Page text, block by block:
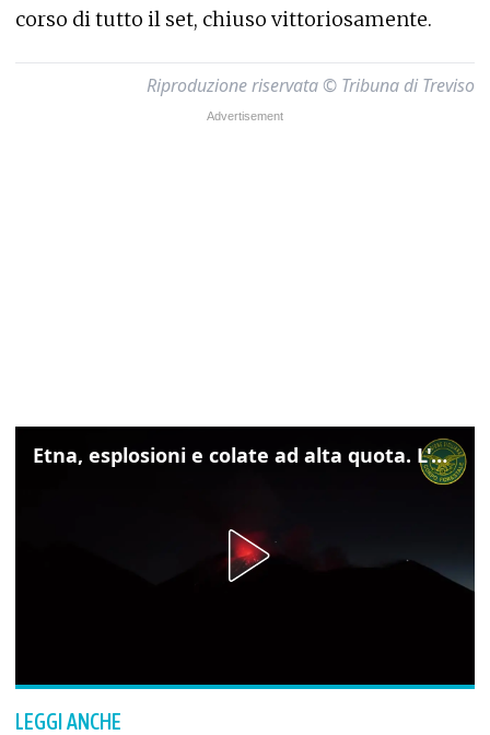
corso di tutto il set, chiuso vittoriosamente.
Riproduzione riservata © Tribuna di Treviso
Etna, esplosioni e colate ad alta quota. L'aeroporto di Catania verso la normalità
LEGGI ANCHE